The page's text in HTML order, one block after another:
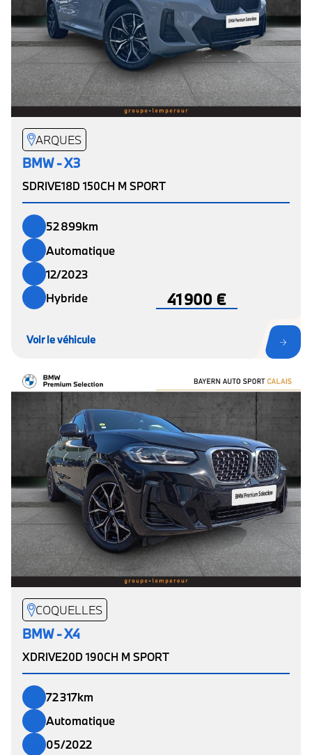
ARQUES
BMW - X3
SDRIVE18D 150CH M SPORT
52 899km
Automatique
12/2023
Hybride
41 900 €
Voir le véhicule
COQUELLES
BMW - X4
XDRIVE20D 190CH M SPORT
72 317km
Automatique
05/2022